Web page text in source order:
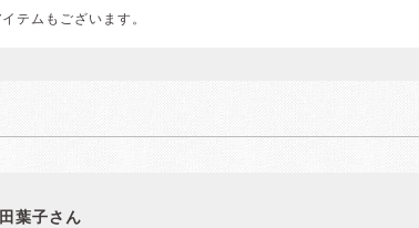
テムもございます。
葉子さん